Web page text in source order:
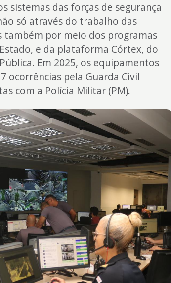
sistemas das forças de segurança
só através do trabalho das
também por meio dos programas
e da plataforma Córtex, do
Em 2025, os equipamentos
ocorrências pela Guarda Civil
com a Polícia Militar (PM).